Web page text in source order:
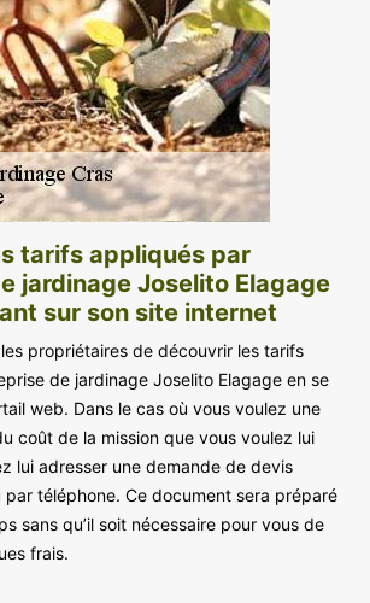
tarifs appliqués par
jardinage Joselito Elagage
sur son site internet
propriétaires de découvrir les tarifs
de jardinage Joselito Elagage en se
web. Dans le cas où vous voulez une
coût de la mission que vous voulez lui
lui adresser une demande de devis
par téléphone. Ce document sera préparé
sans qu’il soit nécessaire pour vous de
frais.